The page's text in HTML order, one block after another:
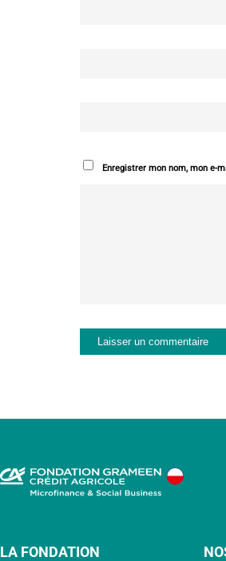
Enregistrer mon nom, mon e-
LA FONDATION